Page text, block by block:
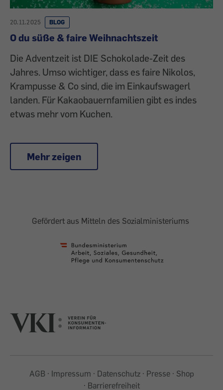
20.11.2025 BLOG
O du süße & faire Weihnachtszeit
Die Adventzeit ist DIE Schokolade-Zeit des
Jahres. Umso wichtiger, dass es faire Nikolos,
Krampusse & Co sind, die im Einkaufswagerl
landen. Für Kakaobauernfamilien gibt es indes
etwas mehr vom Kuchen.
Mehr zeigen
Gefördert aus Mitteln des Sozialministeriums
AGB Impressum Datenschutz Presse
Shop
Barrierefreiheit